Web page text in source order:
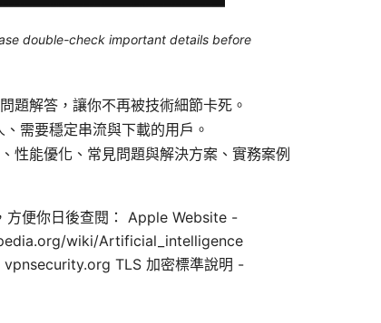
double-check important details before
題解答，讓你不再被技術細節卡死。
需要穩定串流與下載的用戶。
性能優化、常見問題與解決方案、實務案例
方便你日後查閱： Apple Website -
wiki/Artificial_intelligence
TLS 加密標準說明 -